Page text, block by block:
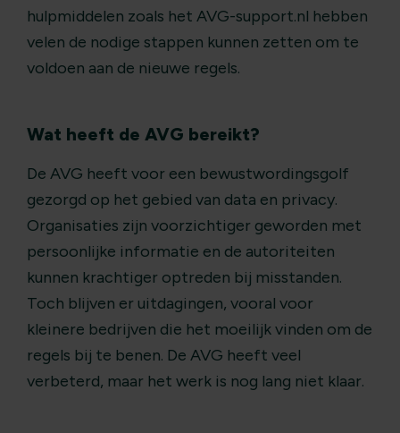
hulpmiddelen zoals het AVG-support.nl hebben
velen de nodige stappen kunnen zetten om te
voldoen aan de nieuwe regels​​.
Wat heeft de AVG bereikt?
De AVG heeft voor een bewustwordingsgolf
gezorgd op het gebied van data en privacy.
Organisaties zijn voorzichtiger geworden met
persoonlijke informatie en de autoriteiten
kunnen krachtiger optreden bij misstanden.
Toch blijven er uitdagingen, vooral voor
kleinere bedrijven die het moeilijk vinden om de
regels bij te benen. De AVG heeft veel
verbeterd, maar het werk is nog lang niet klaar​​.